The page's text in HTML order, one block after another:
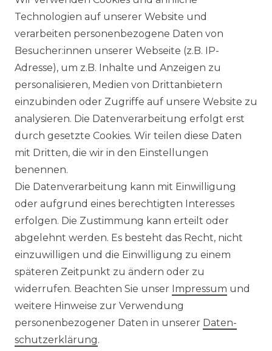
DATENSCHUTZERKÄRUNG
WIDERRUFSRECHT
KONTAKT
Sie sind Wiederverkäufer?
Sie erreichen uns unter :
https://avancarte.de/
oder telefonisch unter: 0421 - 434430
Wir versenden mit
Zahlungsmöglichkeiten
Technologien auf unserer Website und
verarbeiten personenbezogene Daten von
Besucher:innen unserer Webseite (z.B. IP-
Adresse), um z.B. Inhalte und Anzeigen zu
personalisieren, Medien von Drittanbietern
einzubinden oder Zugriffe auf unsere Website zu
analysieren. Die Datenverarbeitung erfolgt erst
durch gesetzte Cookies. Wir teilen diese Daten
mit Dritten, die wir in den Einstellungen
benennen.
Die Datenverarbeitung kann mit Einwilligung
oder aufgrund eines berechtigten Interesses
erfolgen. Die Zustimmung kann erteilt oder
abgelehnt werden. Es besteht das Recht, nicht
einzuwilligen und die Einwilligung zu einem
späteren Zeitpunkt zu ändern oder zu
widerrufen. Beachten Sie unser Impressum und
weitere Hinweise zur Verwendung
personenbezogener Daten in unserer Daten­
schutz­erklärung.